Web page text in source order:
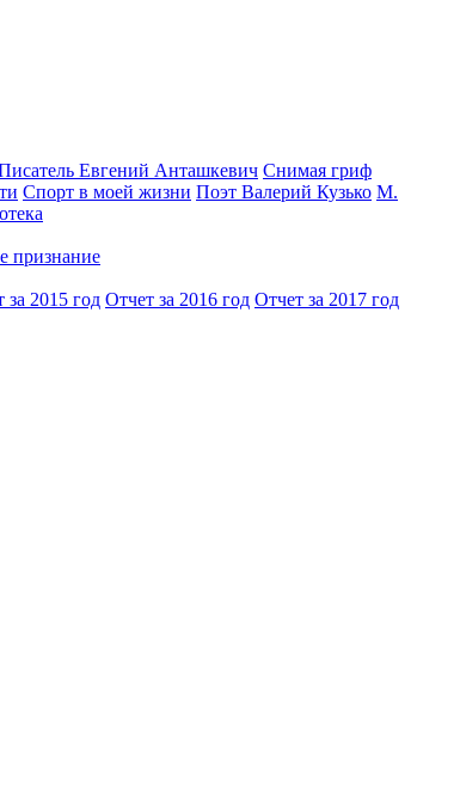
Евгений Анташкевич Снимая гриф
Спорт в моей жизни Поэт Валерий Кузько М.
признание
за 2015 год Отчет за 2016 год Отчет за 2017 год